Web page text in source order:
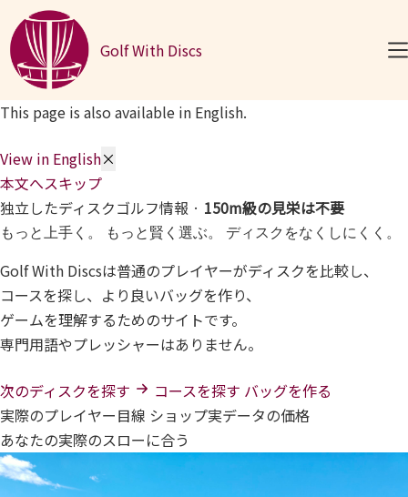
コンテンツへスキップ
Golf With Discs
This page is also available in English.
View in English×
本文へスキップ
独立したディスクゴルフ情報 · 150m級の見栄は不要
もっと上手く。 もっと賢く選ぶ。 ディスクをなくしにくく。
Golf With Discsは普通のプレイヤーがディスクを比較し、
コースを探し、より良いバッグを作り、
ゲームを理解するためのサイトです。
専門用語やプレッシャーはありません。
次のディスクを探す コースを探す バッグを作る
実際のプレイヤー目線 ショップ実データの価格
あなたの実際のスローに合う